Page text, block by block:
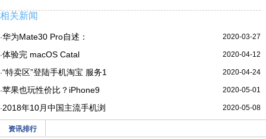
相关新闻
2020-03-27
·华为Mate30 Pro自述：
2020-04-12
·体验完 macOS Catal
2020-04-24
·“特卖区”登陆手机淘宝 服务1
2020-05-01
·苹果也玩性价比？iPhone9
2020-05-08
·2018年10月中国主流手机浏
资讯排行